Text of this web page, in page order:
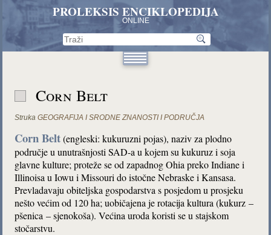
PROLEKSIS ENCIKLOPEDIJA
ONLINE
Corn Belt
Struka GEOGRAFIJA I SRODNE ZNANOSTI I PODRUČJA
Corn Belt(engleski: kukuruzni pojas), naziv za plodno
područje u unutrašnjosti SAD-a u kojem su kukuruz i soja
glavne kulture; proteže se od zapadnog Ohia preko Indiane i
Illinoisa u Iowu i Missouri do istočne Nebraske i Kansasa.
Prevladavaju obiteljska gospodarstva s posjedom u prosjeku
nešto većim od 120 ha; uobičajena je rotacija kultura (kukurz –
pšenica – sjenokoša). Većina uroda koristi se u stajskom
stočarstvu.